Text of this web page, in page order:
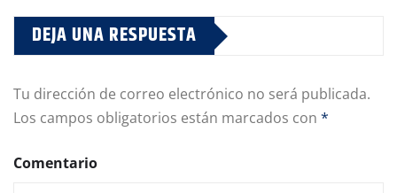
DEJA UNA RESPUESTA
Tu dirección de correo electrónico no será publicada.
Los campos obligatorios están marcados con *
Comentario